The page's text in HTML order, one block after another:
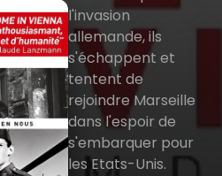
l'invasion
allemande, ils
s'échappent et
tentent de
rejoindre Marseille
dans l'espoir de
s'embarquer pour
les Etats-Unis.